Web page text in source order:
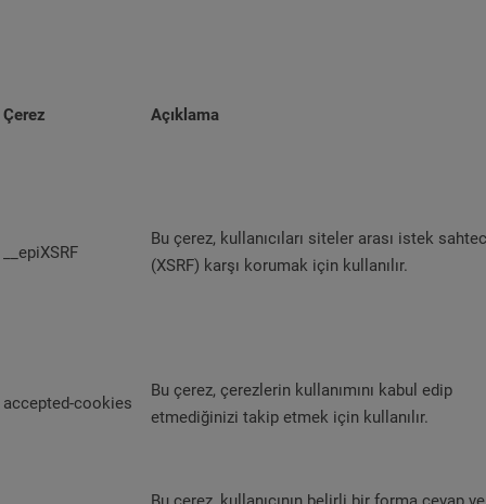
Çerez Açıklama
__epiXSRF
Bu çerez, kullanıcıları siteler arası istek
(XSRF) karşı korumak için kullanılır.
accepted-cookies
Bu çerez, çerezlerin kullanımını kabul edip
etmediğinizi takip etmek için kullanılır.